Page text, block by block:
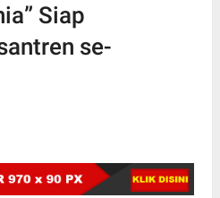
Siap
se-